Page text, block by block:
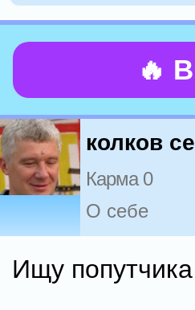
🔥
колков
Карма 0
О себе
Ищу